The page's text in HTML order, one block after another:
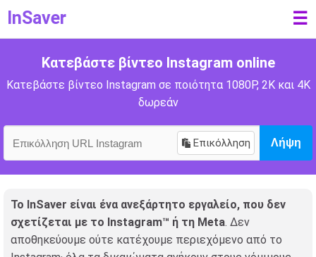
InSaver ☰
Κατεβάστε βίντεο Instagram online
Κατεβάστε βίντεο Instagram σε ποιότητα 1080P, 2K και 4K
δωρεάν
Επικόλληση Λήψη
Το InSaver είναι ένα ανεξάρτητο εργαλείο, που δεν
σχετίζεται με το Instagram™ ή τη Meta. Δεν
αποθηκεύουμε ούτε κατέχουμε περιεχόμενο από το